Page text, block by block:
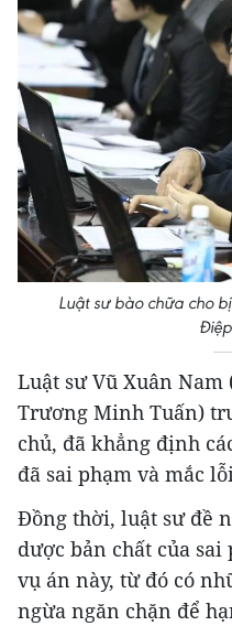
Luật sư bào chữa cho
Luật sư Vũ Xuân Nam
Trương Minh Tuấn)
chủ, đã khẳng định
đã sai phạm và mắc
Đồng thời, luật sư đề
dược bản chất của
vụ án này, từ đó có
ngừa ngăn chặn để